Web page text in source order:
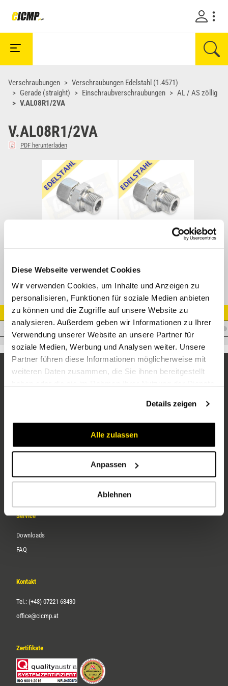
Diese Webseite verwendet Cookies
Wir verwenden Cookies, um Inhalte und Anzeigen zu
personalisieren, Funktionen für soziale Medien anbieten
zu können und die Zugriffe auf unsere Website zu
analysieren. Außerdem geben wir Informationen zu Ihrer
Verwendung unserer Website an unsere Partner für
soziale Medien, Werbung und Analysen weiter. Unsere
Partner führen diese Informationen möglicherweise mit
weiteren Daten zusammen, die Sie ihnen bereitgestellt
Details zeigen
Alle zulassen
Anpassen
Ablehnen
Verschraubungen
Verschraubungen Edelstahl (1.4571)
Gerade (straight)
Einschraubverschraubungen
AL / AS zöllig
V.AL08R1/2VA
V.AL08R1/2VA
PDF herunterladen
GE-R Gerade Einschraubverschr. Edelstahl
Artikel Nr.
V.AL08R1/2VA
Unternehmen
Karriere
Service
Downloads
FAQ
Kontakt
Tel.: (+43) 07221 63430
office@cicmp.at
Zertifikate